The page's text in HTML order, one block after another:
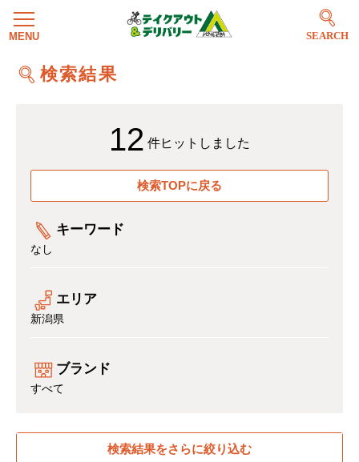
SEARCH
検索結果
12 件ヒットしました
検索TOPに戻る
キーワード
なし
エリア
新潟県
ブランド
すべて
検索結果をさらに絞り込む